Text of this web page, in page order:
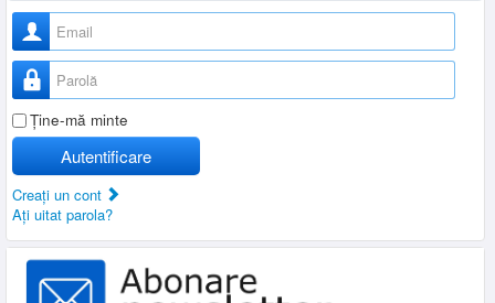
Nume utilizator
Parolă
Ţine-mă minte
Autentificare
Creaţi un cont
Aţi uitat parola?